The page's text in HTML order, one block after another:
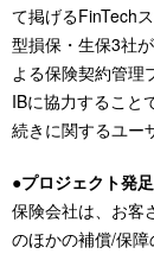
て掲げるFinTech
型損保・生保3社
よる保険契約管理
IBに協力すること
続きに関するユー
●プロジェクト発
保険会社は、お客
のほかの補償/保